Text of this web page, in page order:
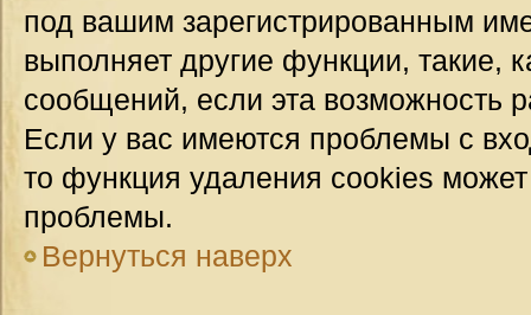
под вашим зарегистрированным
выполняет другие функции, такие,
сообщений, если эта возможность
Если у вас имеются проблемы с
то функция удаления cookies
проблемы.
Вернуться наверх